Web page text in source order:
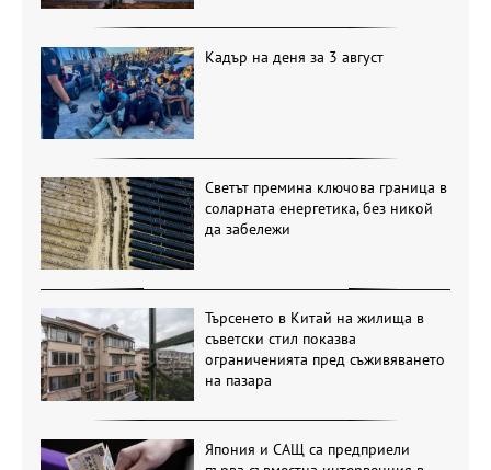
Кадър на деня за 3 август
Светът премина ключова граница в
соларната енергетика, без никой
да забележи
Търсенето в Китай на жилища в
съветски стил показва
ограниченията пред съживяването
на пазара
Япония и САЩ са предприели